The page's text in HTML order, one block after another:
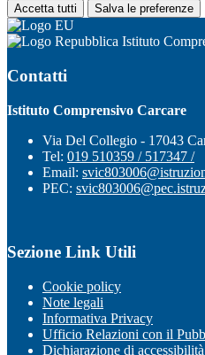
Accetta tutti Salva le preferenze
Istituto
Contatti
Istituto Comprensivo Carcare
Via Del Collegio - 17043
Tel: 019 510359 / 517347 /
Email:
PEC:
Sezione Link Utili
Cookie policy
Note legali
Informativa Privacy
Ufficio Relazioni con il
Dichiarazione di accessibilità